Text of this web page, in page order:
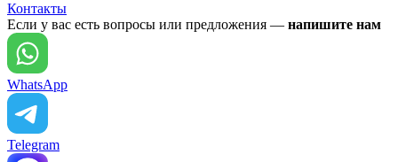
Контакты
Если у вас есть вопросы или предложения — напишите нам
WhatsApp
Telegram